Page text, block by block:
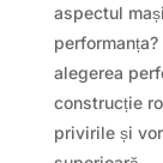
aspectul
alegerea
construcție
privirile și